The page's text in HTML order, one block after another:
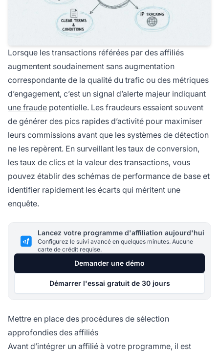
Lorsque les transactions référées par des affiliés
augmentent soudainement sans augmentation
correspondante de la qualité du trafic ou des métriques
d’engagement, c’est un signal d’alerte majeur indiquant
une fraude potentielle. Les fraudeurs essaient souvent
de générer des pics rapides d’activité pour maximiser
leurs commissions avant que les systèmes de détection
ne les repèrent. En surveillant les taux de conversion,
les taux de clics et la valeur des transactions, vous
pouvez établir des schémas de performance de base et
identifier rapidement les écarts qui méritent une
enquête.
Lancez votre programme d'affiliation aujourd'hui
Configurez le suivi avancé en quelques minutes. Aucune
carte de crédit requise.
Demander une démo
Démarrer l'essai gratuit de 30 jours
Mettre en place des procédures de sélection
approfondies des affiliés
Avant d’intégrer un affilié à votre programme, il est